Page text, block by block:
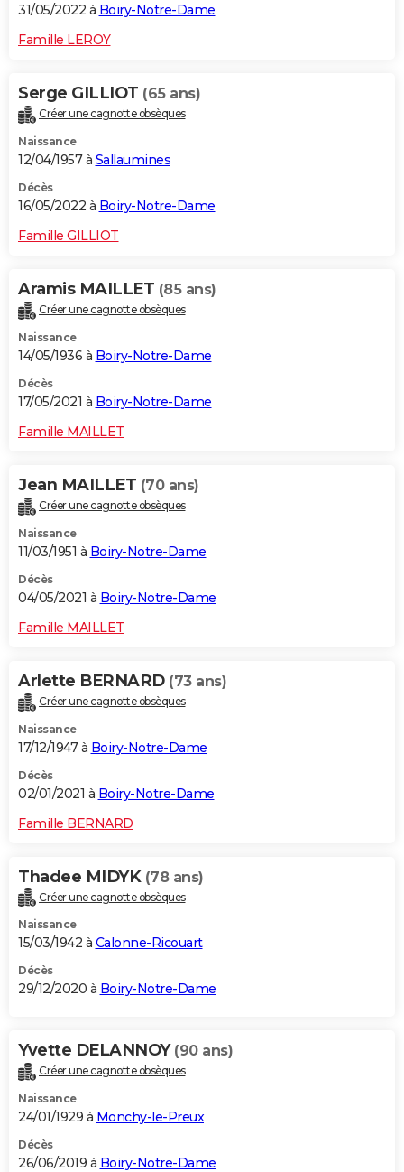
31/05/2022 à Boiry-Notre-Dame
Famille LEROY
Serge GILLIOT (65 ans)
Créer une cagnotte obsèques
Naissance
12/04/1957 à Sallaumines
Décès
16/05/2022 à Boiry-Notre-Dame
Famille GILLIOT
Aramis MAILLET (85 ans)
Créer une cagnotte obsèques
Naissance
14/05/1936 à Boiry-Notre-Dame
Décès
17/05/2021 à Boiry-Notre-Dame
Famille MAILLET
Jean MAILLET (70 ans)
Créer une cagnotte obsèques
Naissance
11/03/1951 à Boiry-Notre-Dame
Décès
04/05/2021 à Boiry-Notre-Dame
Famille MAILLET
Arlette BERNARD (73 ans)
Créer une cagnotte obsèques
Naissance
17/12/1947 à Boiry-Notre-Dame
Décès
02/01/2021 à Boiry-Notre-Dame
Famille BERNARD
Thadee MIDYK (78 ans)
Créer une cagnotte obsèques
Naissance
15/03/1942 à Calonne-Ricouart
Décès
29/12/2020 à Boiry-Notre-Dame
Yvette DELANNOY (90 ans)
Créer une cagnotte obsèques
Naissance
24/01/1929 à Monchy-le-Preux
Décès
26/06/2019 à Boiry-Notre-Dame